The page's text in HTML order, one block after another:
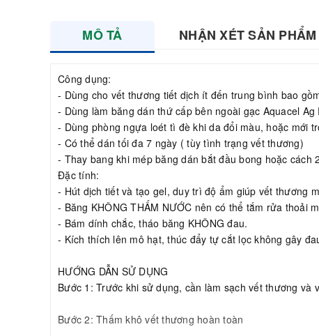
MÔ TẢ NHẬN XÉT SẢN PHẨM
Công dụng:
- Dùng cho vết thương tiết dịch ít đến trung bình bao
- Dùng làm băng dán thứ cấp bên ngoài gạc Aquacel Ag
- Dùng phòng ngựa loét tì đè khi da đổi màu, hoặc mới
- Có thể dán tối đa 7 ngày ( tùy tình trạng vết thương)
- Thay bang khi mép băng dán bắt đầu bong hoặc cách
Đặc tính:
- Hút dịch tiết và tạo gel, duy trì độ ẩm giúp vết thương
- Băng KHÔNG THẤM NƯỚC nên có thể tắm rửa thoải
- Bám dính chắc, tháo băng KHÔNG đau.
- Kích thích lên mô hạt, thúc đẩy tự cắt lọc không gây
HƯỚNG DẪN SỬ DỤNG
Bước 1: Trước khi sử dụng, cần làm sạch vết thương
Bước 2: Thấm khô vết thương hoàn toàn